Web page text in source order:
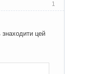
1
знаходити цей